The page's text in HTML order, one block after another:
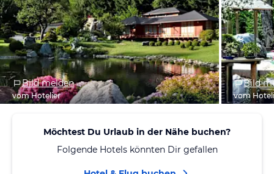
Bild melden
vom Hotelier
Bild
vom
Möchtest Du Urlaub in der Nähe buchen?
Folgende Hotels könnten Dir gefallen